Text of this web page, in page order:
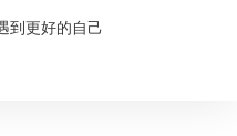
到更好的自己